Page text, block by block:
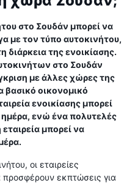
στο Σουδάν μπορεί να
με τον τύπο αυτοκινήτου,
διάρκεια της ενοικίασης.
στο Σουδάν
με άλλες χώρες της
βασικό οικονομικό
ενοικίασης μπορεί
ημέρα, ενώ ένα πολυτελές
μπορεί να
οι εταιρείες
εκπτώσεις για